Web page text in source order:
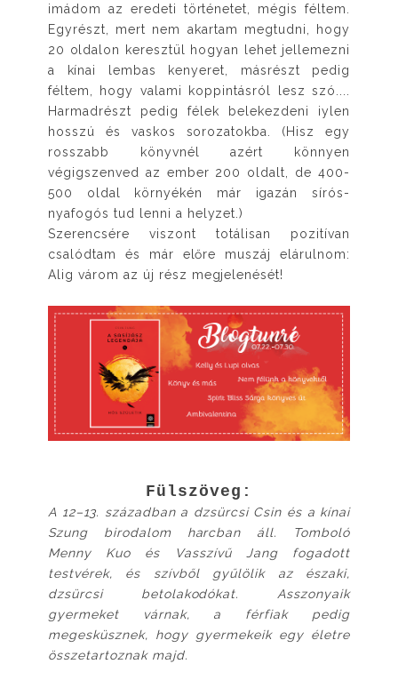
imádom az eredeti történetet, mégis féltem.
Egyrészt, mert nem akartam megtudni, hogy
20 oldalon keresztül hogyan lehet jellemezni
a kínai lembas kenyeret, másrészt pedig
féltem, hogy valami koppintásról lesz szó....
Harmadrészt pedig félek belekezdeni iylen
hosszú és vaskos sorozatokba. (Hisz egy
rosszabb könyvnél azért könnyen
végigszenved az ember 200 oldalt, de 400-
500 oldal környékén már igazán sírós-
nyafogós tud lenni a helyzet.)
Szerencsére viszont totálisan pozitívan
csalódtam és már előre muszáj elárulnom:
Alig várom az új rész megjelenését!
Fülszöveg:
A 12–13. században a dzsürcsi Csin és a kínai
Szung birodalom harcban áll. Tomboló
Menny Kuo és Vasszívű Jang fogadott
testvérek, és szívből gyűlölik az északi,
dzsürcsi betolakodókat. Asszonyaik
gyermeket várnak, a férfiak pedig
megesküsznek, hogy gyermekeik egy életre
összetartoznak majd.